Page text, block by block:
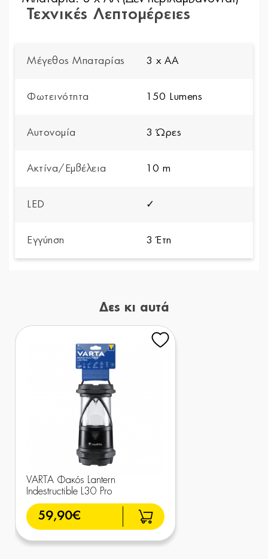
Τεχνικές Λεπτομέρειες
Μέγεθος Μπαταρίας 3 x AA
Φωτεινότητα 150 Lumens
Αυτονομία 3 Ώρες
Ακτίνα/Εμβέλεια 10 m
LED ✓
Εγγύηση 3 Έτη
Δες κι αυτά
VARTA Φακός Lantern
Indestructible L30 Pro
59,90€